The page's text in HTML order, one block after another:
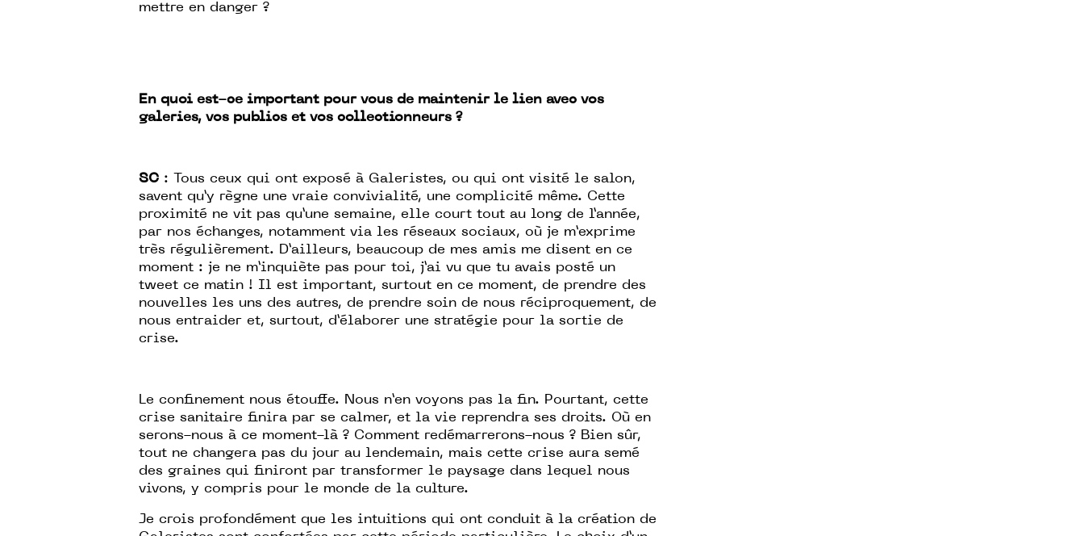
mettre en danger ?
En quoi est-ce important pour vous de maintenir le lien avec vos
galeries, vos publics et vos collectionneurs ?
SC : Tous ceux qui ont exposé à Galeristes, ou qui ont visité le salon,
savent qu’y règne une vraie convivialité, une complicité même. Cette
proximité ne vit pas qu’une semaine, elle court tout au long de l’année,
par nos échanges, notamment via les réseaux sociaux, où je m’exprime
très régulièrement. D’ailleurs, beaucoup de mes amis me disent en ce
moment : je ne m’inquiète pas pour toi, j’ai vu que tu avais posté un
tweet ce matin ! Il est important, surtout en ce moment, de prendre des
nouvelles les uns des autres, de prendre soin de nous réciproquement, de
nous entraider et, surtout, d’élaborer une stratégie pour la sortie de
crise.
Le confinement nous étouffe. Nous n’en voyons pas la fin. Pourtant, cette
crise sanitaire finira par se calmer, et la vie reprendra ses droits. Où en
serons-nous à ce moment-là ? Comment redémarrerons-nous ? Bien sûr,
tout ne changera pas du jour au lendemain, mais cette crise aura semé
des graines qui finiront par transformer le paysage dans lequel nous
vivons, y compris pour le monde de la culture.
Je crois profondément que les intuitions qui ont conduit à la création de